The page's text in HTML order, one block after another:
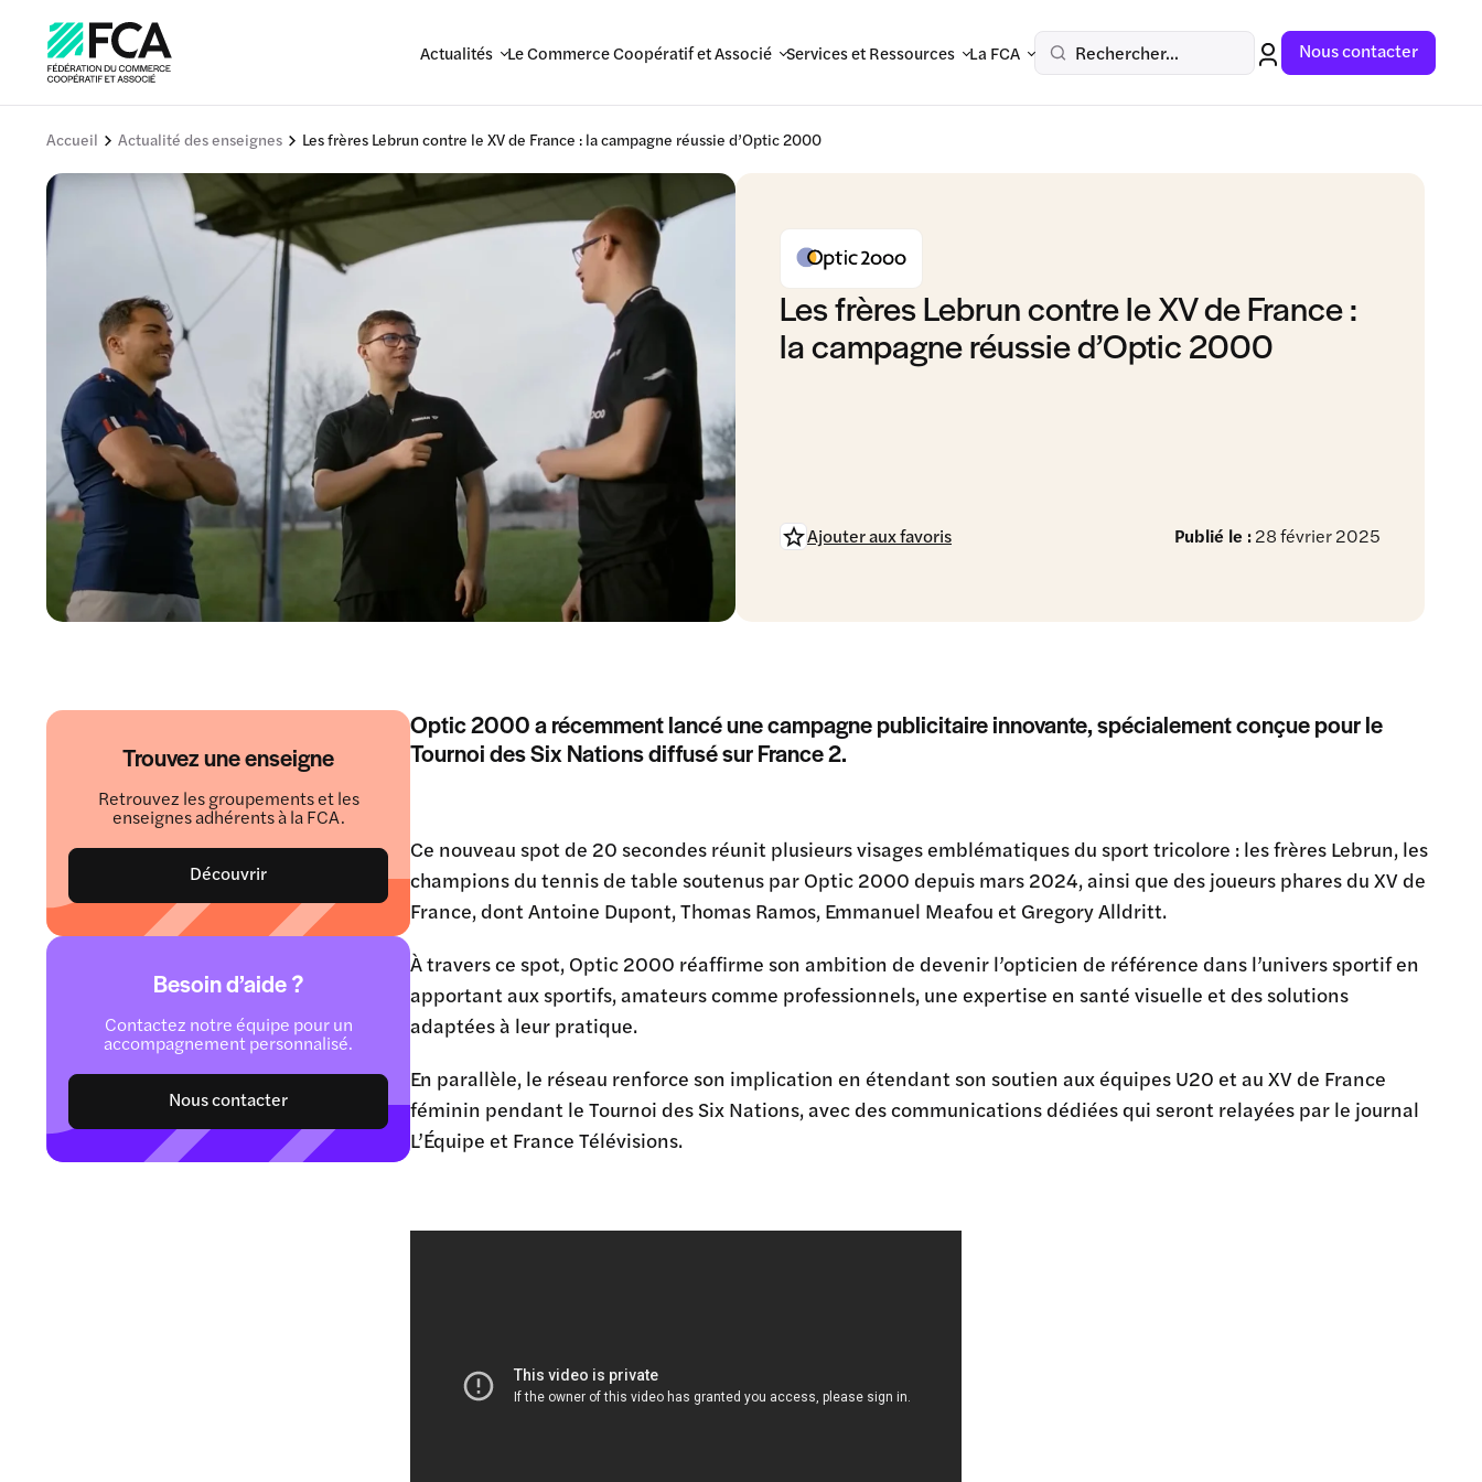
Actualités Le Commerce Coopératif et Associé Services et Ressources La FCA Rechercher... Nous contacter
Accueil Actualité des enseignes Les frères Lebrun contre le XV de France : la campagne réussie d’Optic 2000
Les frères Lebrun contre le XV de France :
la campagne réussie d’Optic 2000
Publié le :28 février 2025
Ajouter aux favoris
Trouvez une enseigne
Retrouvez les groupements et les
enseignes adhérents à la FCA.
Découvrir
Besoin d’aide ?
Contactez notre équipe pour un
accompagnement personnalisé.
Nous contacter
Optic 2000 a récemment lancé une campagne publicitaire innovante, spécialement conçue pour le
Tournoi des Six Nations diffusé sur France 2.
Ce nouveau spot de 20 secondes réunit plusieurs visages emblématiques du sport tricolore : les frères Lebrun, les
champions du tennis de table soutenus par Optic 2000 depuis mars 2024, ainsi que des joueurs phares du XV de
France, dont Antoine Dupont, Thomas Ramos, Emmanuel Meafou et Gregory Alldritt.
À travers ce spot, Optic 2000 réaffirme son ambition de devenir l’opticien de référence dans l’univers sportif en
apportant aux sportifs, amateurs comme professionnels, une expertise en santé visuelle et des solutions
adaptées à leur pratique.
En parallèle, le réseau renforce son implication en étendant son soutien aux équipes U20 et au XV de France
féminin pendant le Tournoi des Six Nations, avec des communications dédiées qui seront relayées par le journal
L’Équipe et France Télévisions.